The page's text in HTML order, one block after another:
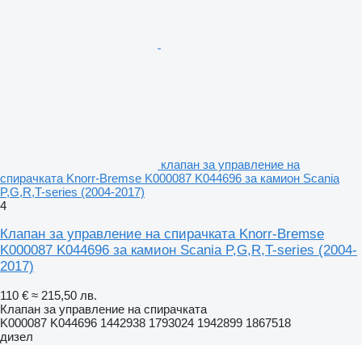
клапан за управление на
спирачката Knorr-Bremse K000087 K044696 за камион Scania
P,G,R,T-series (2004-2017)
4
Клапан за управление на спирачката Knorr-Bremse
K000087 K044696 за камион Scania P,G,R,T-series (2004-
2017)
110 € ≈ 215,50 лв.
Клапан за управление на спирачката
K000087 K044696 1442938 1793024 1942899 1867518
дизел